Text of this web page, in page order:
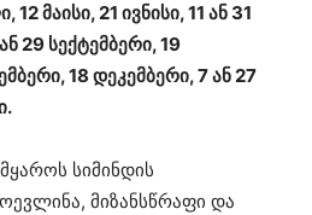
მაისი, 21 ივნისი, 11 ან 31
29 სექტემბერი, 19
18 დეკემბერი, 7 ან 27
სიმინდის
მიზანსწრაფი და